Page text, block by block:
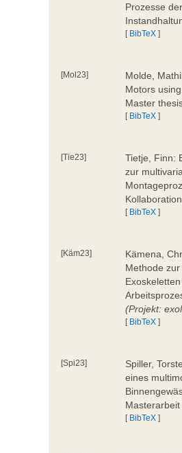
Prozesse
[ BibTeX ]
[Mol23]
Molde,
Motors
Master
[ BibTeX ]
[Tie23]
Tietje, Finn:
zur
[ BibTeX ]
[Käm23]
Kämena,
Methode
(Projekt:
[ BibTeX ]
[Spi23]
Spiller,
eines
[ BibTeX ]